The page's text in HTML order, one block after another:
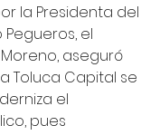
la Presidenta del
Pegueros, el
aseguró
Toluca Capital se
el
pues